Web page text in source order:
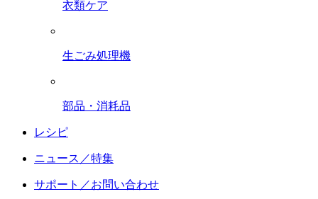
衣類ケア
生ごみ処理機
部品・消耗品
レシピ
ニュース／特集
サポート／お問い合わせ